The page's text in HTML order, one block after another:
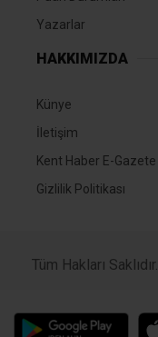
Yazarlar
HAKKIMIZDA
Künye
İletişim
Kent Haber E-Gazete
Gizlilik Politikası
Tüm Hakları